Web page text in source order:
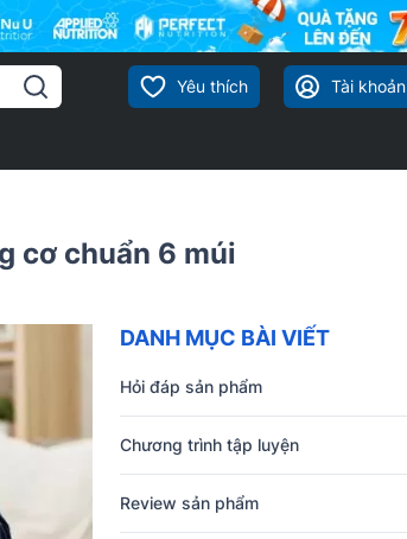
Yêu thích Tài khoản
cơ chuẩn 6 múi
DANH MỤC BÀI VIẾT
Hỏi đáp sản phẩm
Chương trình tập luyện
Review sản phẩm